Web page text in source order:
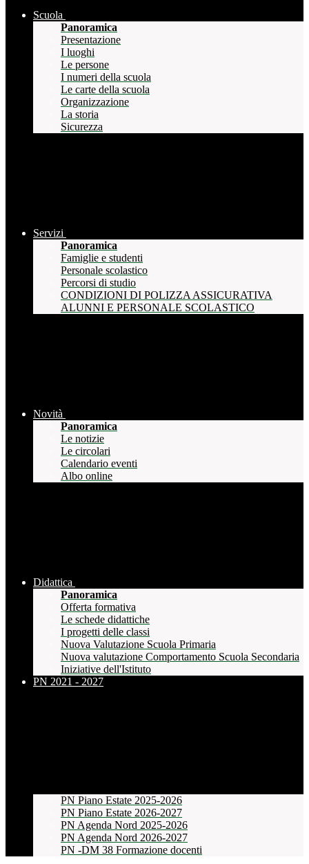
Scuola
Panoramica
Presentazione
I luoghi
Le persone
I numeri della scuola
Le carte della scuola
Organizzazione
La storia
Sicurezza
Servizi
Panoramica
Famiglie e studenti
Personale scolastico
Percorsi di studio
CONDIZIONI DI POLIZZA ASSICURATIVA
ALUNNI E PERSONALE SCOLASTICO
Novità
Panoramica
Le notizie
Le circolari
Calendario eventi
Albo online
Didattica
Panoramica
Offerta formativa
Le schede didattiche
I progetti delle classi
Nuova Valutazione Scuola Primaria
Nuova valutazione Comportamento Scuola Secondaria
Iniziative dell'Istituto
PN 2021 - 2027
PN Piano Estate 2025-2026
PN Piano Estate 2026-2027
PN Agenda Nord 2025-2026
PN Agenda Nord 2026-2027
PN -DM 38 Formazione docenti